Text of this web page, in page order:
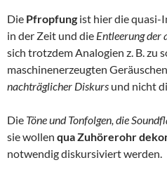
Die Pfropfung ist hier die quasi-
in der Zeit und die Entleerung der
sich trotzdem Analogien z. B. zu
maschinenerzeugten
nachträglicher Diskurs und nicht
Die Töne und Tonfolgen, die
sie wollen qua Zuhörerohr
notwendig diskursiviert werden.